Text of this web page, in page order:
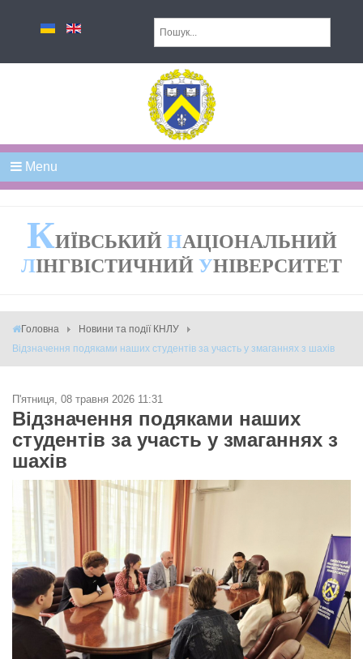
Menu
КИЇВСЬКИЙ НАЦІОНАЛЬНИЙ
ЛІНГВІСТИЧНИЙ УНІВЕРСИТЕТ
Головна
Новини та події КНЛУ
Відзначення подяками наших студентів за участь у змаганнях з шахів
П'ятниця, 08 травня 2026 11:31
Відзначення подяками наших
студентів за участь у змаганнях з
шахів